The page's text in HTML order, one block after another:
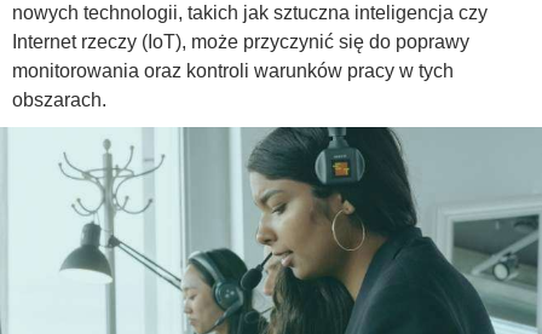
nowych technologii, takich jak sztuczna inteligencja czy
Internet rzeczy (IoT), może przyczynić się do poprawy
monitorowania oraz kontroli warunków pracy w tych
obszarach.